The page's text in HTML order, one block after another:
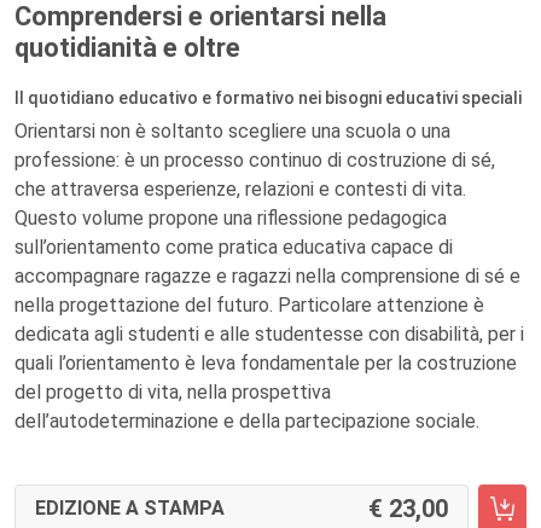
Comprendersi e orientarsi nella
quotidianità e oltre
Il quotidiano educativo e formativo nei bisogni educativi speciali
Orientarsi non è soltanto scegliere una scuola o una
professione: è un processo continuo di costruzione di sé,
che attraversa esperienze, relazioni e contesti di vita.
Questo volume propone una riflessione pedagogica
sull’orientamento come pratica educativa capace di
accompagnare ragazze e ragazzi nella comprensione di sé e
nella progettazione del futuro. Particolare attenzione è
dedicata agli studenti e alle studentesse con disabilità, per i
quali l’orientamento è leva fondamentale per la costruzione
del progetto di vita, nella prospettiva
dell’autodeterminazione e della partecipazione sociale.
EDIZIONE A STAMPA 23,00